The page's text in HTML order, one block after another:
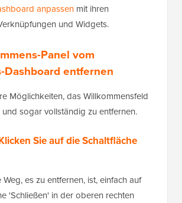
anpassen mit ihren
und Widgets.
Panel vom
Dashboard entfernen
Möglichkeiten, das Willkommensfeld
sogar vollständig zu entfernen.
Sie auf die Schaltfläche
es zu entfernen, ist, einfach auf
'Schließen' in der oberen rechten